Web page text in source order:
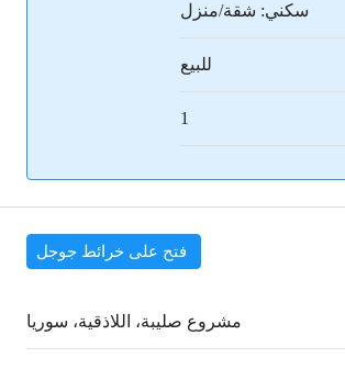
سكني: شقة/منزل
للبيع
1
فتح على خرائط جوجل
مشروع صليبة، اللاذقية، سوريا